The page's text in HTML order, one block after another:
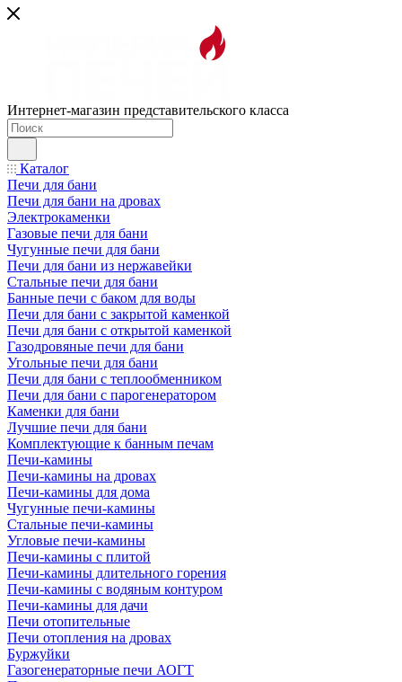
Интернет-магазин представительского класса
Каталог
Печи для бани
Печи для бани на дровах
Электрокаменки
Газовые печи для бани
Чугунные печи для бани
Печи для бани из нержавейки
Стальные печи для бани
Банные печи с баком для воды
Печи для бани с закрытой каменкой
Печи для бани с открытой каменкой
Газодровяные печи для бани
Угольные печи для бани
Печи для бани с теплообменником
Печи для бани с парогенератором
Каменки для бани
Лучшие печи для бани
Комплектующие к банным печам
Печи-камины
Печи-камины на дровах
Печи-камины для дома
Чугунные печи-камины
Стальные печи-камины
Угловые печи-камины
Печи-камины с плитой
Печи-камины длительного горения
Печи-камины с водяным контуром
Печи-камины для дачи
Печи отопительные
Печи отопления на дровах
Буржуйки
Газогенераторные печи АОГТ